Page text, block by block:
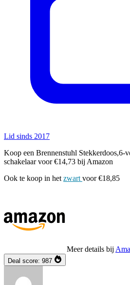
Lid sinds 2017
Koop een Brennenstuhl Stekkerdoos,6-
schakelaar voor €14,73 bij Amazon
Ook te koop in het zwart voor €18,85
Meer details bij
Deal score: 987